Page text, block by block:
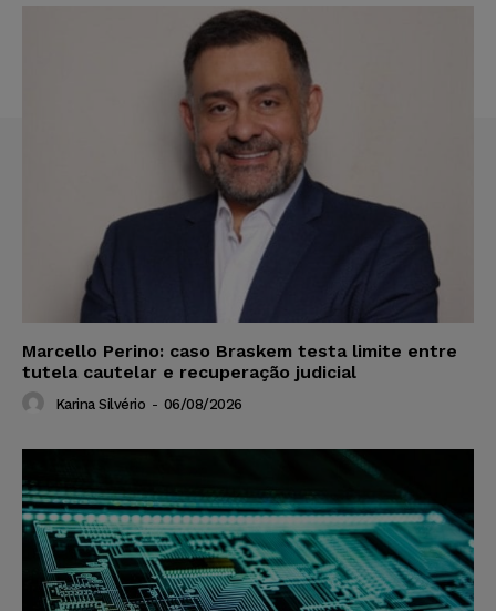
Marcello Perino: caso Braskem testa limite entre
tutela cautelar e recuperação judicial
Karina Silvério - 06/08/2026